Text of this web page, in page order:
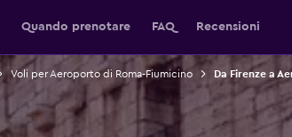
Quando prenotare FAQ Recensioni
Voli per Aeroporto di Roma-Fiumicino Da Firenze a